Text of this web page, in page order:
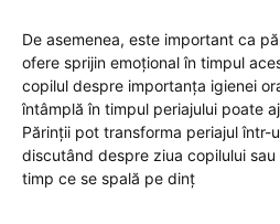
De asemenea, este important ca
ofere sprijin emoțional în timpul
copilul despre importanța igienei
întâmplă în timpul periajului poate
Părinții pot transforma periajul într-
discutând despre ziua copilului
timp ce se spală pe dinț